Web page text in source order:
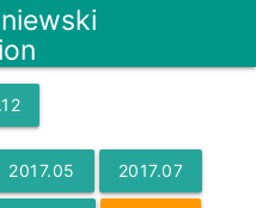
.12
2017.05 2017.07